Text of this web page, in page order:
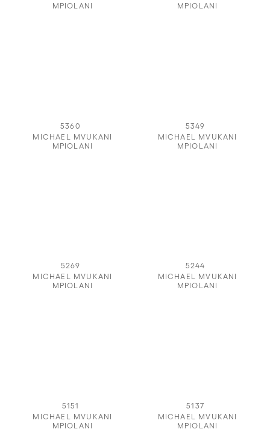
MPIOLANI
MPIOLANI
5360
MICHAEL MVUKANI
MPIOLANI
5349
MICHAEL MVUKANI
MPIOLANI
5269
MICHAEL MVUKANI
MPIOLANI
5244
MICHAEL MVUKANI
MPIOLANI
5151
MICHAEL MVUKANI
MPIOLANI
5137
MICHAEL MVUKANI
MPIOLANI